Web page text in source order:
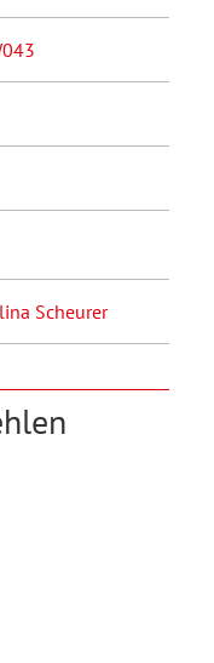
Scheurer